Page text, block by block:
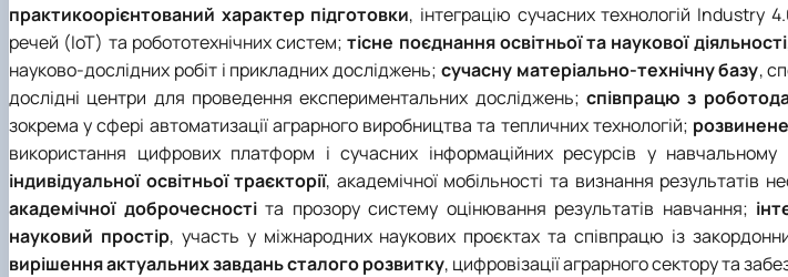
практикоорієнтований характер підготовки, інтеграцію сучасних технологій Industry
речей (IoT) та робототехнічних систем;тісне поєднання освітньої та наукової діяльності
науково-дослідних робіт і прикладних досліджень; сучасну матеріально-технічну базу,
дослідні центри для проведення експериментальних досліджень; співпрацю з
зокрема у сфері автоматизації аграрного виробництва та тепличних технологій;
використання цифрових платформ і сучасних інформаційних ресурсів у навчальному
індивідуальної освітньої траєкторії, академічної мобільності та визнання результатів
академічної доброчесностіта прозору систему оцінювання результатів навчання;
науковий простір, участь у міжнародних наукових проєктах та співпрацю із
вирішення актуальних завдань сталого розвитку, цифровізації аграрного сектору та